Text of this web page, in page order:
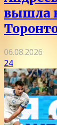
вышла
06.08.2026
24